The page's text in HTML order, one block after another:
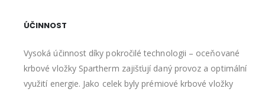
ÚČINNOST
Vysoká účinnost díky pokročilé technologii – oceňované
krbové vložky Spartherm zajišťují daný provoz a optimální
využití energie. Jako celek byly prémiové krbové vložky